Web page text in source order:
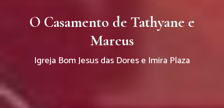
O Casamento de Tathyane e
Marcus
Igreja Bom Jesus das Dores e Imira Plaza